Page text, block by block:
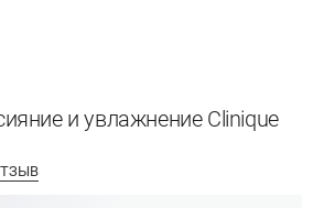
и увлажнение Clinique